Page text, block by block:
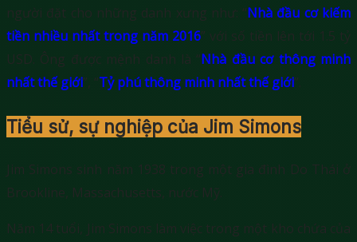
người đặt cho những danh xưng như: “Nhà đầu cơ kiếm
tiền nhiều nhất trong năm 2016” với số tiền lên tới 1.5 tỷ
USD. Ông được mệnh danh là “Nhà đầu cơ thông minh
nhất thế giới”, “Tỷ phú thông minh nhất thế giới”.
Tiểu sử, sự nghiệp của Jim Simons
Jim Simons sinh năm 1938 trong một gia đình Do Thái ở
Brookline, Massachusetts, nước Mỹ.
Năm 14 tuổi, Jim Simons làm việc trong một kho chứa của